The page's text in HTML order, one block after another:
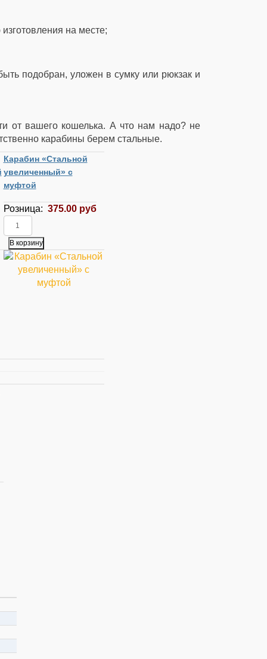
на месте;
подобран, уложен в сумку или рюкзак и
от вашего кошелька. А что нам надо? не
карабины берем стальные.
Карабин «Стальной
увеличенный» с
муфтой
Розница: 375.00 руб